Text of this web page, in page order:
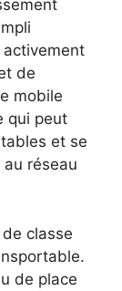
activement
de
mobile
qui peut
et se
réseau
classe
de place